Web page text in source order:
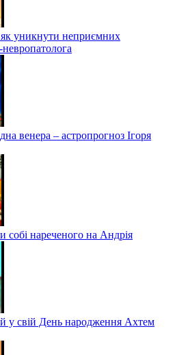
як уникнути неприємних
венера – астропрогноз Ігоря
собі нареченого на Андрія
у свій День народження Ахтем